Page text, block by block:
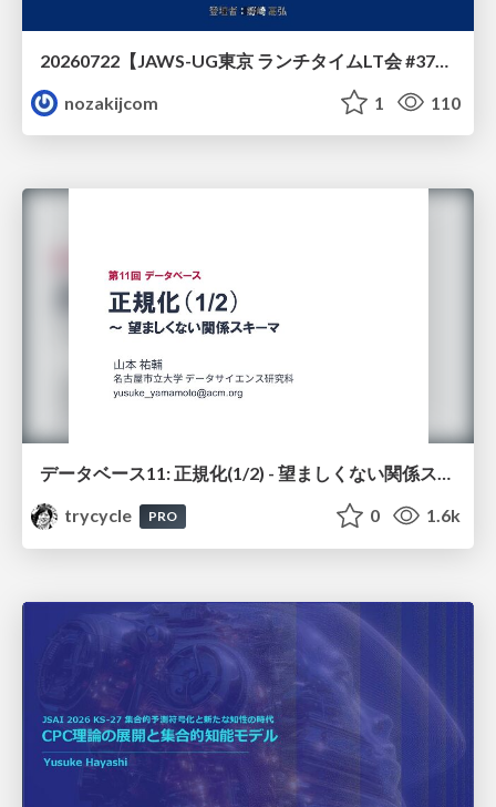
nozakijcom
1 110
データベース11: 正規化(1/2) - 望ましくない関係スキーマ
trycycle
PRO 0 1.6k